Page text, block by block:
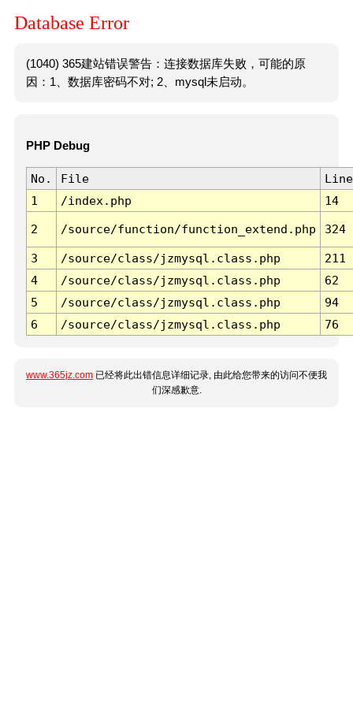
Database Error
(1040) 365建站错误警告：连接数据库失败，可能的原
因：1、数据库密码不对; 2、mysql未启动。
PHP Debug
No. File
Line
1
/index.php 14
2 /source/function/function_extend.php 324
3 /source/class/jzmysql.class.php
211
4
/source/class/jzmysql.class.php
62
5
/source/class/jzmysql.class.php
94
6
/source/class/jzmysql.class.php 76
www.365jz.com 已经将此出错信息详细记录, 由此给您带来的访问不便我
们深感歉意.